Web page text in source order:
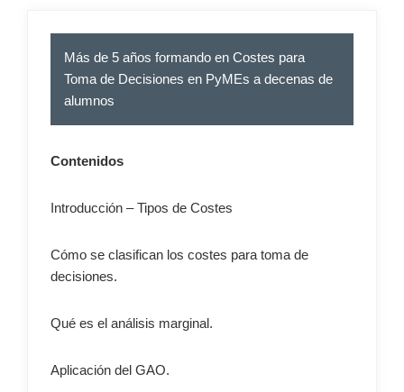
Más de 5 años formando en Costes para
Toma de Decisiones en PyMEs a decenas de
alumnos
Contenidos
Introducción – Tipos de Costes
Cómo se clasifican los costes para toma de
decisiones.
Qué es el análisis marginal.
Aplicación del GAO.